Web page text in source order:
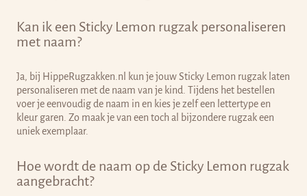
Kan ik een Sticky Lemon rugzak personaliseren
met naam?
Ja, bij HippeRugzakken.nl kun je jouw Sticky Lemon rugzak laten
personaliseren met de naam van je kind. Tijdens het bestellen
voer je eenvoudig de naam in en kies je zelf een lettertype en
kleur garen. Zo maak je van een toch al bijzondere rugzak een
uniek exemplaar.
Hoe wordt de naam op de Sticky Lemon rugzak
aangebracht?